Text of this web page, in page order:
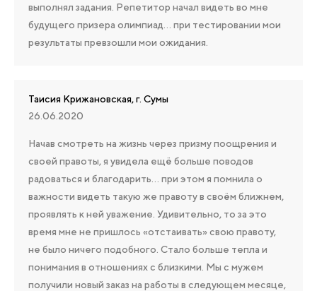
выполнял задания. Репетитор начал видеть во мне
будущего призера олимпиад… при тестировании мои
результаты превзошли мои ожидания.
Таисия Крижановская, г. Сумы
26.06.2020
Начав смотреть на жизнь через призму поощрения и
своей правоты, я увидела ещё больше поводов
радоваться и благодарить… при этом я помнила о
важности видеть такую же правоту в своём ближнем,
проявлять к ней уважение. Удивительно, то за это
время мне не пришлось «отстаивать» свою правоту,
не было ничего подобного. Стало больше тепла и
понимания в отношениях с близкими. Мы с мужем
получили новый заказ на работы в следующем месяце,